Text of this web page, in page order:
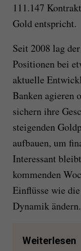
111.147
Gold entspricht.
Seit 2008 lag
Positionen bei
aktuelle
Banken agieren
sichern ihre
steigenden
aufbauen, um
Interessant
kommenden
Einflüsse wie
Dynamik ändern.
Weiterlesen